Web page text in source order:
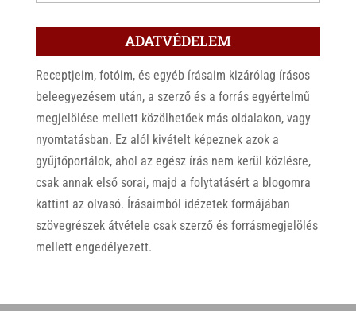
ADATVÉDELEM
Receptjeim, fotóim, és egyéb írásaim kizárólag írásos
beleegyezésem után, a szerző és a forrás egyértelmű
megjelölése mellett közölhetőek más oldalakon, vagy
nyomtatásban. Ez alól kivételt képeznek azok a
gyűjtőportálok, ahol az egész írás nem kerül közlésre,
csak annak első sorai, majd a folytatásért a blogomra
kattint az olvasó. Írásaimból idézetek formájában
szövegrészek átvétele csak szerző és forrásmegjelölés
mellett engedélyezett.